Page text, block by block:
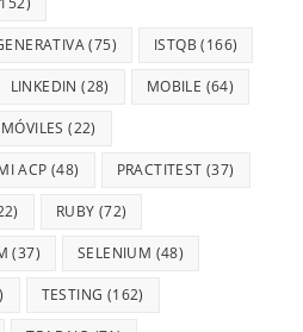
(75) ISTQB (166)
LINKEDIN (28) MOBILE (64)
MÓVILES (22)
ACP (48) PRACTITEST (37)
RUBY (72)
(37) SELENIUM (48)
TESTING (162)